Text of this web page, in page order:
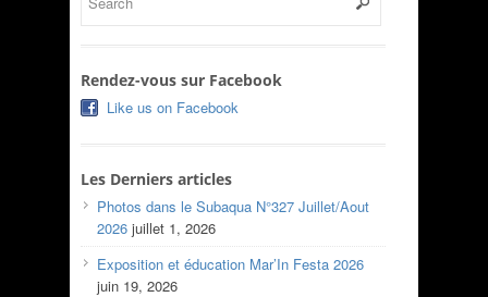
Rendez-vous sur Facebook
Like us on Facebook
Les Derniers articles
Photos dans le Subaqua N°327 Juillet/Aout
2026 juillet 1, 2026
Exposition et éducation Mar’In Festa 2026
juin 19, 2026